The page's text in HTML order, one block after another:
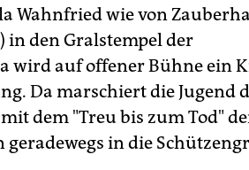
Wahnfried wie von
in den Gralstempel der
wird auf offener Bühne ein
Da marschiert die Jugend
dem "Treu bis zum Tod"
in die